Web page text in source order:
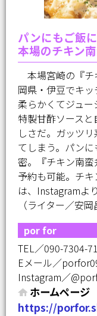
パンにもご飯
本場のチキン
本場宮崎の『チ
岡県・伊豆でキッ
柔らかくてジュ
特製甘酢ソース
しさだ。ガッツ
てしまう。パン
密。『チキン南
予約も可能。チ
は、Instagramよ
（ライター／安岡
por for
TEL／090-7304-
Eメール／
Instagram／
ホームページ
https://